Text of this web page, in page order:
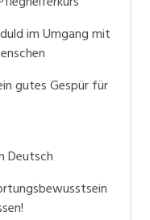
im Umgang mit
gutes Gespür für
Deutsch